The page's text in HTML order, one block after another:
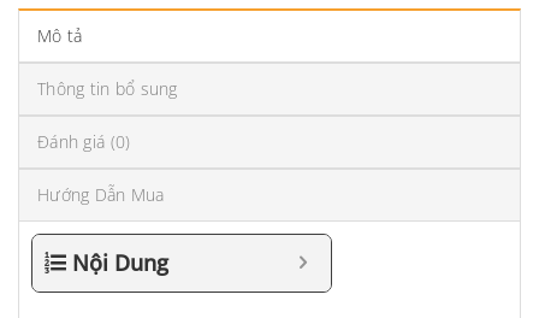
Mô tả
Thông tin bổ sung
Đánh giá (0)
Hướng Dẫn Mua
Nội Dung